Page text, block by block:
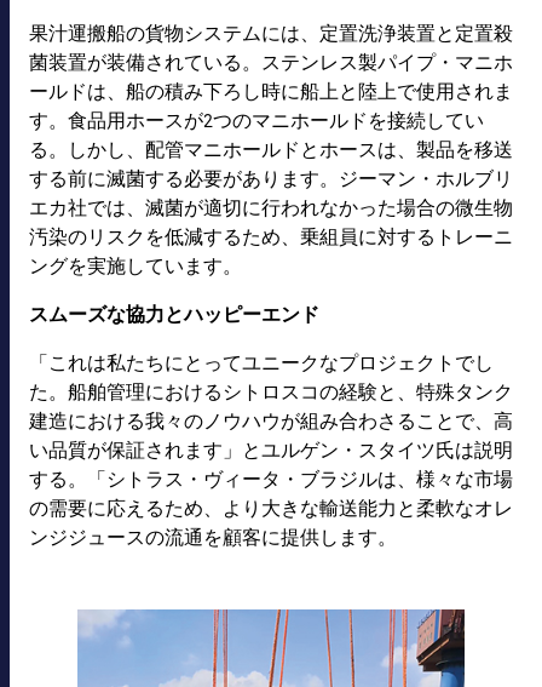
果汁運搬船の貨物システムには、定置洗浄装置と定置殺
菌装置が装備されている。ステンレス製パイプ・マニホ
ールドは、船の積み下ろし時に船上と陸上で使用されま
す。食品用ホースが2つのマニホールドを接続してい
る。しかし、配管マニホールドとホースは、製品を移送
する前に滅菌する必要があります。ジーマン・ホルブリ
エカ社では、滅菌が適切に行われなかった場合の微生物
汚染のリスクを低減するため、乗組員に対するトレーニ
ングを実施しています。
スムーズな協力とハッピーエンド
「これは私たちにとってユニークなプロジェクトでし
た。船舶管理におけるシトロスコの経験と、特殊タンク
建造における我々のノウハウが組み合わさることで、高
い品質が保証されます」とユルゲン・スタイツ氏は説明
する。「シトラス・ヴィータ・ブラジルは、様々な市場
の需要に応えるため、より大きな輸送能力と柔軟なオレ
ンジジュースの流通を顧客に提供します。